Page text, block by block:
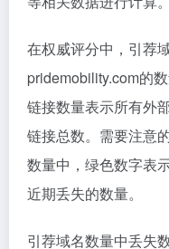
如上图所示，我们首
威评分（Authority
SEMrush用于衡量网
评分基于反向链接数
等相关数据进行计算。
在权威评分中，引荐